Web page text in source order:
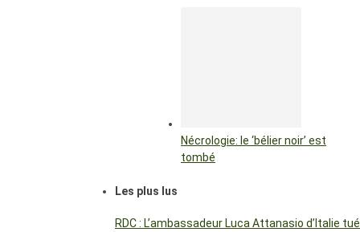
Nécrologie: le ‘bélier noir’ est
tombé
Les plus lus
RDC : L’ambassadeur Luca Attanasio d’Italie tué